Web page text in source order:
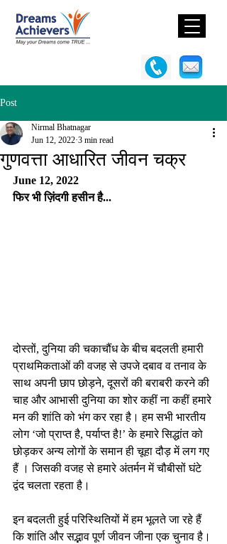
Post
गुणवत्ता आधारित जीवन चक्र
Nirmal Bhatnagar
Jun 12, 2022 3 min read
June 12, 2022
फिर भी ज़िंदगी हसीन है...
दोस्तों, दुनिया की चकाचौंध के बीच बदलती हमारी
प्राथमिकताओं की वजह से उपजे दबाव व तनाव के
साथ अपनी छाप छोड़ने, दूसरों की बराबरी करने की
चाह और आभासी दुनिया का शोर कहीं ना कहीं हमारे
मन की शांति को भंग कर रहा है। हम सभी भारतीय
लोग ‘जो प्राप्त है, पर्याप्त है!’ के हमारे सिद्धांत को
छोड़कर अन्य लोगों के समान ही चूहा दौड़ में लग गए
हैं । जिसकी वजह से हमारे अंतर्मन में चौबीसों घंटे
द्वंद चलता रहता है।
इन बदलती हुई परिस्थितियों में हम भूलते जा रहे हैं
कि शांति और सद्भाव पूर्ण जीवन जीना एक चुनाव है।